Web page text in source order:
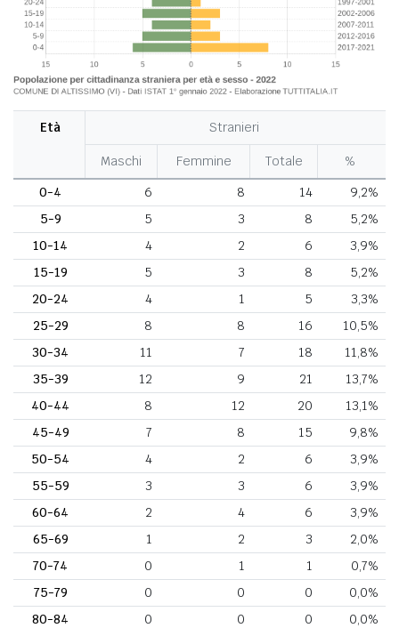
Età Stranieri
Maschi Femmine Totale
%
0-4
6 8 14
9,2%
5-9
5 3 8
5,2%
10-14
4 2 6
3,9%
15-19
5 3 8
5,2%
20-24
4 1 5
3,3%
25-29
8 8 16
10,5%
30-34
11 7 18
11,8%
35-39
12 9 21
13,7%
40-44
8 12 20
13,1%
45-49
7 8 15
9,8%
50-54
4 2 6
3,9%
55-59
3 3 6
3,9%
60-64
2 4 6
3,9%
65-69
1 2 3
2,0%
70-74
0 1 1
0,7%
75-79
0 0 0
0,0%
80-84
0 0 0
0,0%